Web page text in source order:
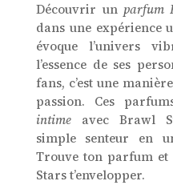
Découvrir unparfum
dans une expérience
évoque l’univers
l’essence de ses
fans, c’est une
passion. Ces
intimeavec Brawl
simple senteur en
Trouve ton parfum et
Stars t’envelopper.